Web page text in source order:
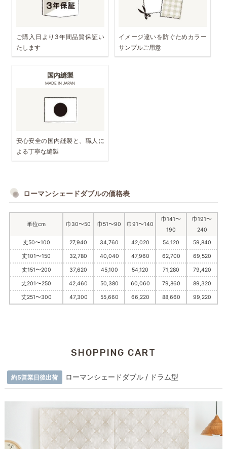
ご購入日より3年間品質保証い
たします
イメージ違いを防ぐためカラー
サンプルご用意
国内縫製
MADE IN JAPAN
安心安全の国内縫製と、職人に
よる丁寧な縫製
ローマンシェードダブルの価格表
単位cm 巾30〜50 巾51〜90 巾91〜140
巾141〜
190
巾191〜
240
丈50〜100
27,940 34,760 42,020 54,120 59,840
丈101〜150 32,780 40,040 47,960 62,700 69,520
丈151〜200 37,620 45,100 54,120 71,280 79,420
丈201〜250 42,460 50,380 60,060 79,860 89,320
丈251〜300 47,300 55,660 66,220 88,660 99,220
SHOPPING CART
約5営業日後出荷 ローマンシェードダブル / ドラム型